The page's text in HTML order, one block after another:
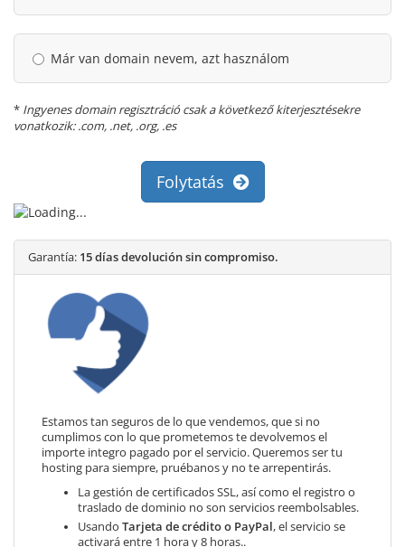
Már van domain nevem, azt használom
* Ingyenes domain regisztráció csak a következő kiterjesztésekre
vonatkozik: .com, .net, .org, .es
Folytatás
Garantía: 15 días devolución sin compromiso.
Estamos tan seguros de lo que vendemos, que si no
cumplimos con lo que prometemos te devolvemos el
importe integro pagado por el servicio. Queremos ser tu
hosting para siempre, pruébanos y no te arrepentirás.
La gestión de certificados SSL, así como el registro o
traslado de dominio no son servicios reembolsables.
Usando Tarjeta de crédito o PayPal, el servicio se
activará entre 1 hora y 8 horas..